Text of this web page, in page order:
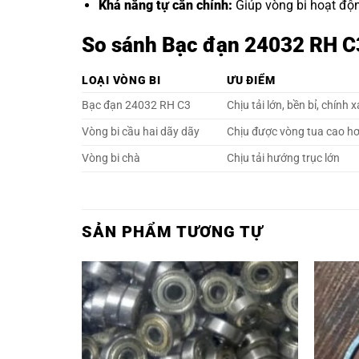
Khả năng tự căn chỉnh: Giúp vòng bi hoạt
So sánh Bạc đạn 24032 RH
LOẠI VÒNG BI
ƯU ĐIỂM
Bạc đạn 24032 RH C3
Chịu tải lớn, bền bỉ, chính
Vòng bi cầu hai dãy dãy
Chịu được vòng tua cao
Vòng bi chà
Chịu tải hướng trục lớn
SẢN PHẨM TƯƠNG TỰ